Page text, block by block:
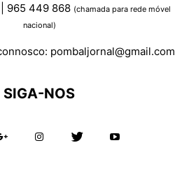
965 449 868 (chamada para rede móvel
nacional)
pombaljornal@gmail.com
SIGA-NOS